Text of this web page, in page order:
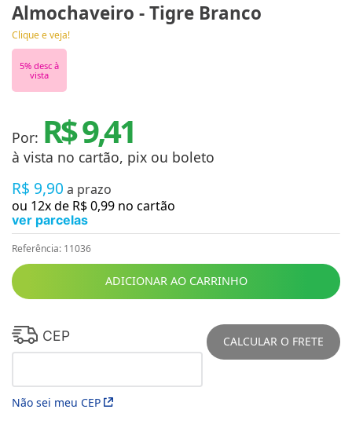
Almochaveiro - Tigre Branco
Clique e veja!
5% desc à
vista
Por: R$ 9,41
à vista no cartão, pix ou boleto
R$ 9,90 a prazo
ou 12x de R$0,99 no cartão
ver parcelas
Referência: 11036
ADICIONAR AO CARRINHO
CEP
Não sei meu CEP
CALCULAR O FRETE